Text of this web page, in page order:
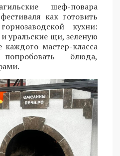
шеф-повара
как готовить
кухни:
уральские щи, зеленую
каждого мастер-класса
блюда,